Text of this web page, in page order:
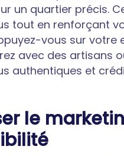
un quartier précis.
tout en renforçant
vous sur votre
avec des artisans
authentiques et
le